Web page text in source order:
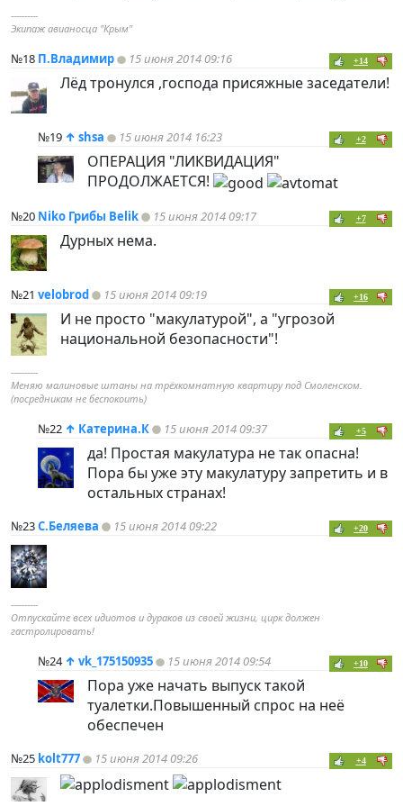
----------
Экипаж авианосца "Крым"
№18 П.Владимир 15 июня 2014 09:16 +14
Лёд тронулся ,господа присяжные заседатели!
№19 ↑ shsa 15 июня 2014 16:23 +2
ОПЕРАЦИЯ "ЛИКВИДАЦИЯ"
ПРОДОЛЖАЕТСЯ!
№20 Niko Грибы Belik 15 июня 2014 09:17 +7
Дурных нема.
№21 velobrod 15 июня 2014 09:19 +16
И не просто "макулатурой", а "угрозой
национальной безопасности"!
----------
Меняю малиновые штаны на трёхкомнатную квартиру под Смоленском.
(посредникам не беспокоить)
№22 ↑ Катерина.К 15 июня 2014 09:37 +5
да! Простая макулатура не так опасна!
Пора бы уже эту макулатуру запретить и в
остальных странах!
№23С.Беляева 15 июня 2014 09:22 +20
----------
Отпускайте всех идиотов и дураков из своей жизни, цирк должен
гастролировать!
№24 ↑ vk_175150935 15 июня 2014 09:54 +10
Пора уже начать выпуск такой
туалетки.Повышенный спрос на неё
обеспечен
№25 kolt777 15 июня 2014 09:26 +4